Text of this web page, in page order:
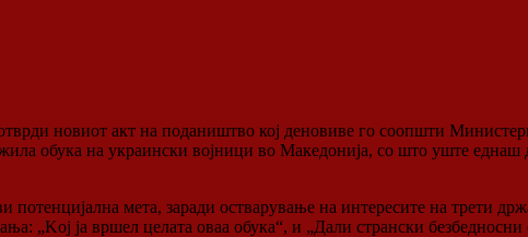
новиот акт на подаништво кој деновиве го соопшти
обука на украински војници во Македонија, со што уште еднаш
мета, заради остварување на интересите на трети
ја вршел целата оваа обука“, и „Дали странски безбедносни